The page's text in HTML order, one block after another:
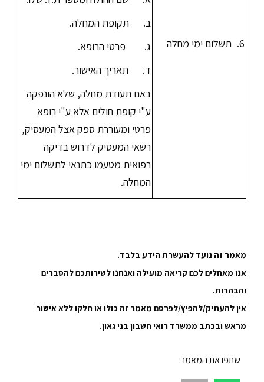
6. תשלום ימי מחלה
ב. תקופת המחלה.
ג. פרטי הרופא.
ד. תאריך האישור.
באם תעודת מחלה, שלא הונפקה
ע"י קופת חולים אלא ע"י רופא
פרטי ומעוררת ספק אצל המעסיק,
רשאי המעסיק לדרוש בדיקה
רפואית מטעמו כתנאי לתשלום ימי
המחלה.
מאמר זה נועד להעשרת הידע בלבד.
אנו מאחלים לכם קריאה מועילה ואנחנו לשירותכם להסברים
והבהרות.
אין להעתיק/להפיץ/לפרסם מאמר זה כולו או חלקו ללא אישור
מראש ובכתב ממשרד רואי חשבון בני גאון.
שתפו את המאמר: